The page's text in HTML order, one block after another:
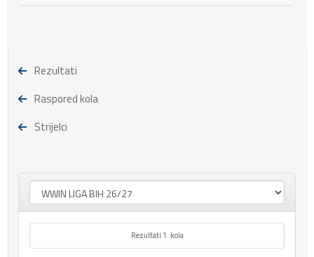
Rezultati
Raspored kola
Strijelci
Rezultati 1. kola